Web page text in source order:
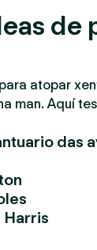
de
atopar
man. Aquí
das
Harris